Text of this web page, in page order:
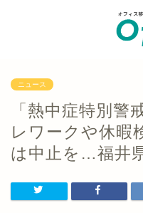
ニュース
「熱中症特別警
レワークや休
は中止を…福井